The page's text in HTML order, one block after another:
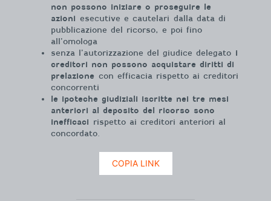
non possono iniziare o proseguire le
azioni esecutive e cautelari dalla data di
pubblicazione del ricorso, e poi fino
all’omologa
senza l’autorizzazione del giudice delegato i
creditori non possono acquistare diritti di
prelazione con efficacia rispetto ai creditori
concorrenti
le ipoteche giudiziali iscritte nei tre mesi
anteriori al deposito del ricorso sono
inefficaci rispetto ai creditori anteriori al
concordato.
COPIA LINK